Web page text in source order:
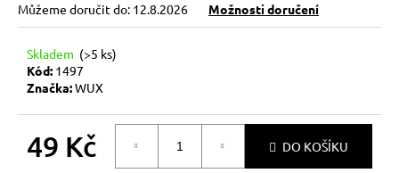
Můžeme doručit do: 12.8.2026 Možnosti doručení
Skladem (>5 ks)
Kód: 1497
Značka:WUX
49 Kč DO KOŠÍKU
KABBALAH
ČERVENÝ
NÁRAMEK
73
Původně:
Kč